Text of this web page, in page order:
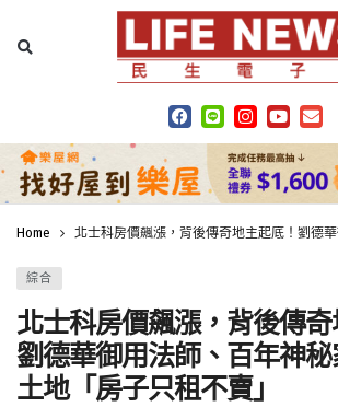
Home 北士科房價飆漲，背後傳奇地主起底！劉德
綜合
北士科房價飆漲，背後傳奇
劉德華御用法師、百年神
土地「房子只租不賣」